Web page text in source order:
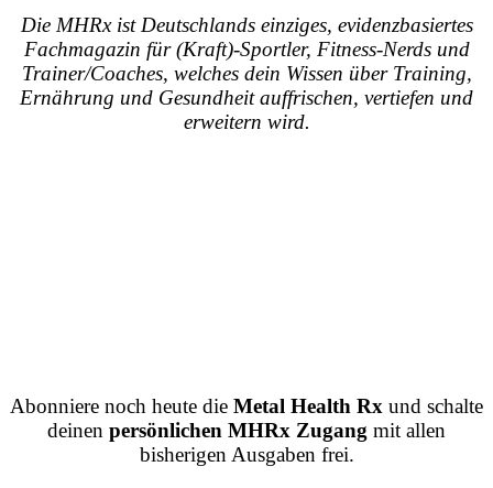
Die MHRx ist Deutschlands einziges, evidenzbasiertes
Fachmagazin für (Kraft)-Sportler, Fitness-Nerds und
Trainer/Coaches, welches dein Wissen über Training,
Ernährung und Gesundheit auffrischen, vertiefen und
erweitern wird.
Abonniere noch heute die Metal Health Rx und schalte
deinen persönlichen MHRx Zugang mit allen
bisherigen Ausgaben frei.